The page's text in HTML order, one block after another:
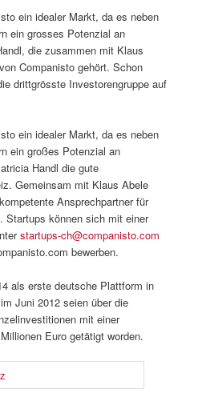
ein idealer Markt, da es neben
ein grosses Potenzial an
die zusammen mit Klaus
Companisto gehört. Schon
drittgrösste Investorengruppe auf
ein idealer Markt, da es neben
ein großes Potenzial an
Handl die gute
Gemeinsam mit Klaus Abele
Ansprechpartner für
Startups können sich mit einer
startups-ch@companisto.com
bewerben.
als erste deutsche Plattform in
Juni 2012 seien über die
mit einer
Euro getätigt worden.